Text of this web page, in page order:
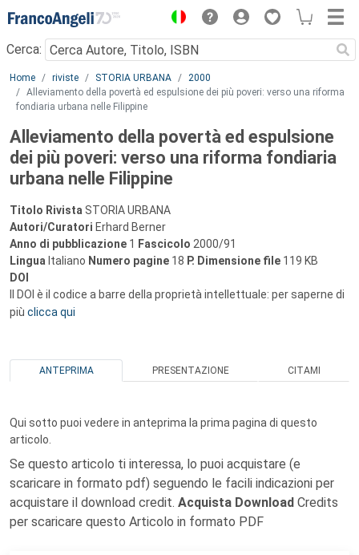
Menu
Cerca:
Main content
Home riviste STORIA URBANA
2000
Alleviamento della povertà ed espulsione dei più poveri: verso una riforma
fondiaria urbana nelle Filippine
Alleviamento della povertà ed espulsione
dei più poveri: verso una riforma fondiaria
urbana nelle Filippine
Titolo Rivista STORIA URBANA
Autori/Curatori Erhard Berner
Anno di pubblicazione 1 Fascicolo 2000/91
Lingua Italiano Numero pagine 18 P. Dimensione file 119 KB
DOI
Il DOI è il codice a barre della proprietà intellettuale: per saperne di
più clicca qui
ANTEPRIMA PRESENTAZIONE CITAMI
Qui sotto puoi vedere in anteprima la prima pagina di questo
articolo.
Se questo articolo ti interessa, lo puoi acquistare (e
scaricare in formato pdf) seguendo le facili indicazioni per
acquistare il download credit. Acquista Download Credits
per scaricare questo Articolo in formato PDF